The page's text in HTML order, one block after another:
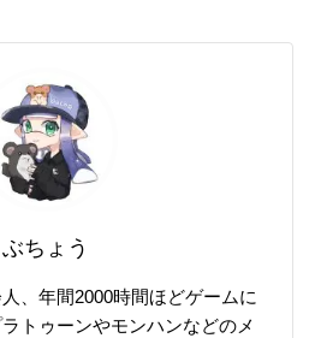
ぶちょう
、年間2000時間ほどゲームに
トゥーンやモンハンなどのメ